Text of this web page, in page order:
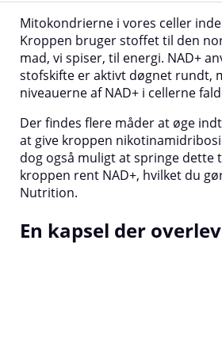
Mitokondrierne i vores celler
Kroppen bruger stoffet til den
mad, vi spiser, til energi. NAD+
stofskifte er aktivt døgnet rundt,
niveauerne af NAD+ i cellerne
Der findes flere måder at øge
at give kroppen
dog også muligt at springe dette
kroppen rent NAD+, hvilket du
Nutrition.
En kapsel der